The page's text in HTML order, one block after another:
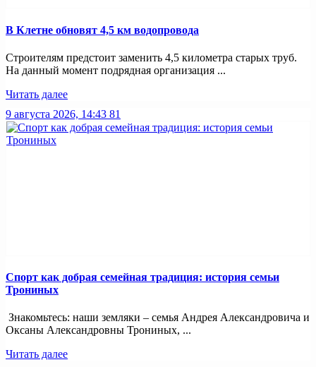
В Клетне обновят 4,5 км водопровода
Строителям предстоит заменить 4,5 километра старых труб.
На данный момент подрядная организация ...
Читать далее
9 августа 2026, 14:43 81
Спорт как добрая семейная традиция: история семьи
Трониных
Знакомьтесь: наши земляки – семья Андрея Александровича и
Оксаны Александровны Трониных, ...
Читать далее